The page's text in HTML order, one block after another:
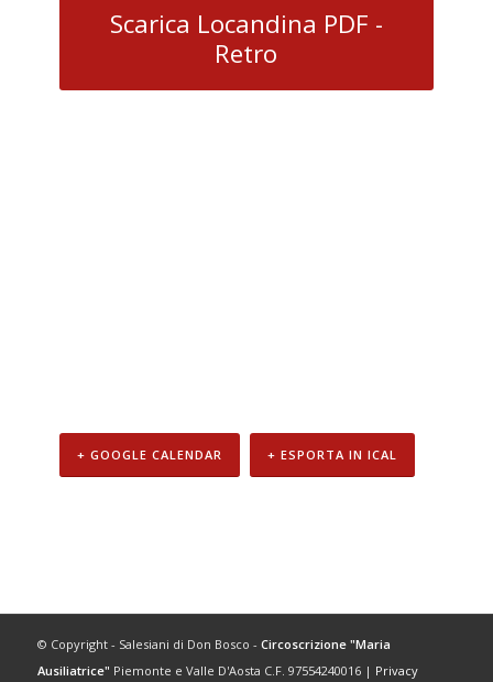
Scarica Locandina PDF -
Retro
+ GOOGLE CALENDAR + ESPORTA IN ICAL
© Copyright - Salesiani di Don Bosco - Circoscrizione "Maria
Ausiliatrice" Piemonte e Valle D'Aosta C.F. 97554240016 | Privacy